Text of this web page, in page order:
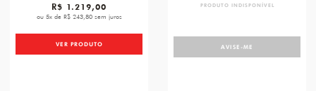
R$ 1.219,00
ou 5x de R$ 243,80 sem juros
VER PRODUTO
PRODUTO INDISPONÍVEL
AVISE-ME